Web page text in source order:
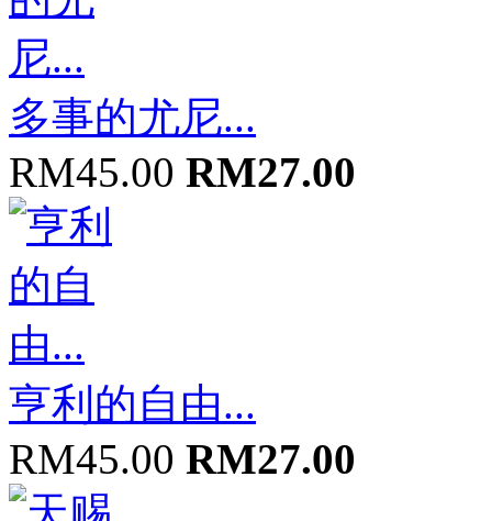
多事的尤尼...
RM45.00 RM27.00
亨利的自由...
RM45.00 RM27.00